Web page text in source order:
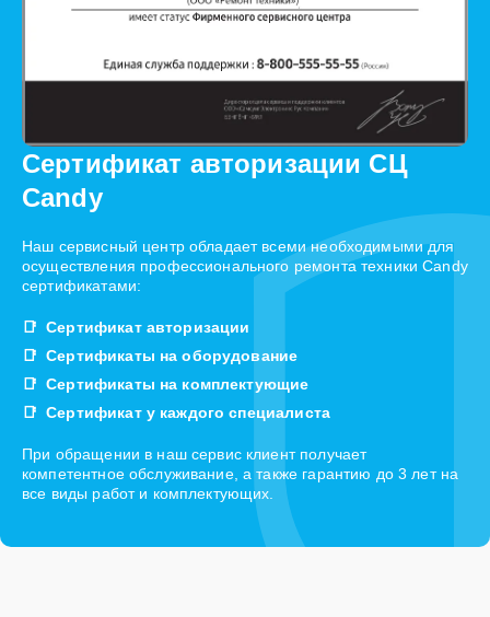
Сертификат авторизации СЦ
Candy
Наш сервисный центр обладает всеми необходимыми для
осуществления профессионального ремонта техники Candy
сертификатами:
Сертификат авторизации
Сертификаты на оборудование
Сертификаты на комплектующие
Сертификат у каждого специалиста
При обращении в наш сервис клиент получает
компетентное обслуживание, а также гарантию до 3 лет на
все виды работ и комплектующих.